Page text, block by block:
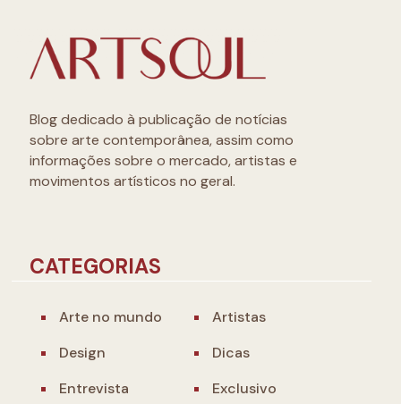
Blog dedicado à publicação de notícias
sobre arte contemporânea, assim como
informações sobre o mercado, artistas e
movimentos artísticos no geral.
CATEGORIAS
Arte no mundo
Artistas
Design
Dicas
Entrevista
Exclusivo